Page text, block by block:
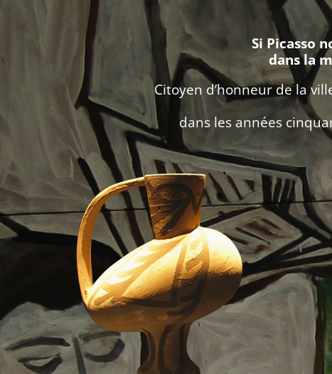
Si Picasso
dans la
Citoyen d’honneur de la
dans les années